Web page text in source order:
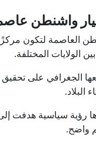
واشنطن
العاصمة لتكون
الولايات المختلفة.
الجغرافي على تحقيق
البلاد.
رؤية سياسية هدفت
واضح.